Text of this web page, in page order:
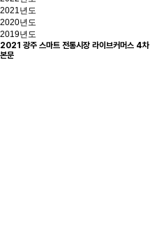
2021년도
2020년도
2019년도
2021 광주 스마트 전통시장 라이브커머스 4차
본문